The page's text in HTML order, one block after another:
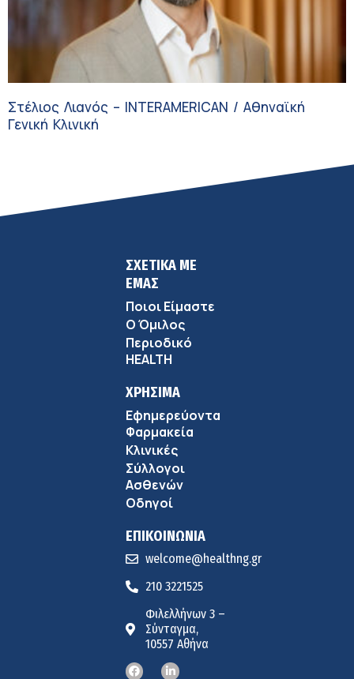
Στέλιος Λιανός – INTERAMERICAN / Αθηναϊκή
Γενική Κλινική
ΣΧΕΤΙΚΑ ΜΕ
ΕΜΑΣ
Ποιοι Είμαστε
Ο Όμιλος
Περιοδικό
HEALTH
ΧΡΗΣΙΜΑ
Εφημερεύοντα
Φαρμακεία
Κλινικές
Σύλλογοι
Ασθενών
Οδηγοί
ΕΠΙΚΟΙΝΩΝΙΑ
welcome@healthng.gr
210 3221525
Φιλελλήνων 3 –
Σύνταγμα,
10557 Αθήνα